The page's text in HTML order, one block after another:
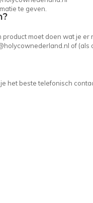
te geven.
moet doen wat je
of (als
het beste telefonisch